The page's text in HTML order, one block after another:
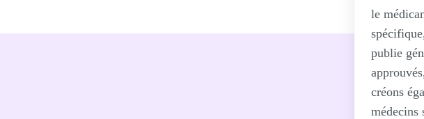
le
publie
créons
médecins